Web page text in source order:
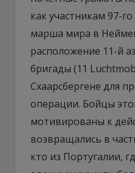
как участникам 97-
марша мира в
расположение 11-й
бригады (11
Схаарсбергене для
операции. Бойцы
мотивированы к
возвращались в
кто из Португалии,